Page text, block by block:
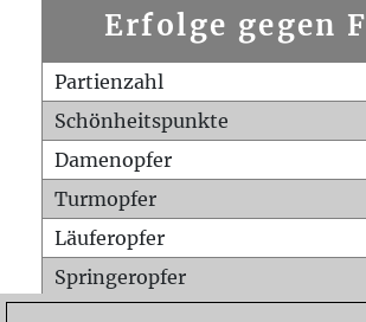
Erfolge gegen
Partienzahl
Schönheitspunkte
Damenopfer
Turmopfer
Läuferopfer
Springeropfer